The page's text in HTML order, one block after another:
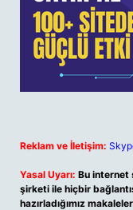
Reklam ve İletişim:
Yasal Uyarı: Bu internet
şirketi ile hiçbir
hazırladığımız